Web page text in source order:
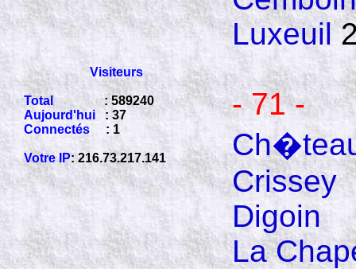
Visiteurs
Total : 589240
Aujourd'hui : 37
Connectés : 1
Votre IP: 216.73.217.141
Luxeuil
- 71 -
Crissey
Digoin
La